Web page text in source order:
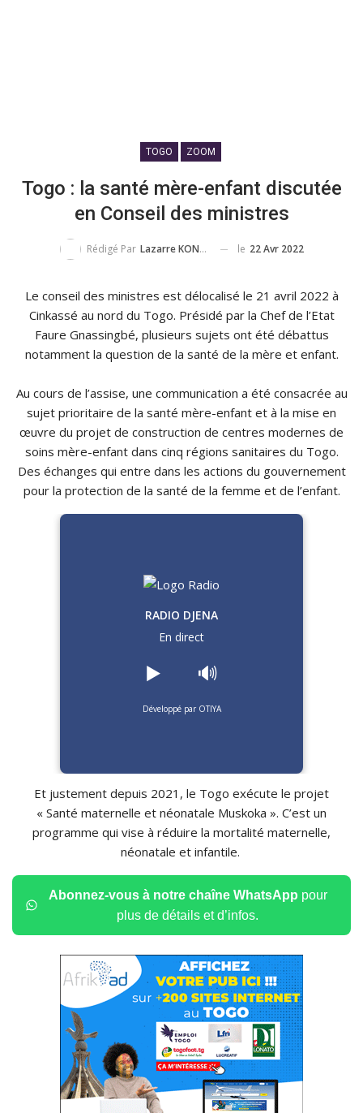
TOGO ZOOM
Togo : la santé mère-enfant discutée
en Conseil des ministres
Rédigé Par Lazarre KONDO TOKPOVI le 22 Avr 2022
Le conseil des ministres est délocalisé le 21 avril 2022 à
Cinkassé au nord du Togo. Présidé par la Chef de l’Etat
Faure Gnassingbé, plusieurs sujets ont été débattus
notamment la question de la santé de la mère et enfant.
Au cours de l’assise, une communication a été consacrée au
sujet prioritaire de la santé mère-enfant et à la mise en
œuvre du projet de construction de centres modernes de
soins mère-enfant dans cinq régions sanitaires du Togo.
Des échanges qui entre dans les actions du gouvernement
pour la protection de la santé de la femme et de l’enfant.
RADIO DJENA
En direct
▶️ 🔊
Développé par OTIYA
Et justement depuis 2021, le Togo exécute le projet
« Santé maternelle et néonatale Muskoka ». C’est un
programme qui vise à réduire la mortalité maternelle,
néonatale et infantile.
Abonnez-vous à notre chaîne WhatsApp pour
plus de détails et d’infos.